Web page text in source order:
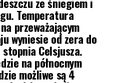
Temperatura
przeważającym
wyniesie od zera do
Celsjusza.
na północnym
możliwe są 4